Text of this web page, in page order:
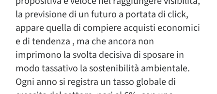
la previsione di un futuro a portata di click,
appare quella di compiere acquisti economici
e di tendenza , ma che ancora non
imprimono la svolta decisiva di sposare in
modo tassativo la sostenibilità ambientale.
Ogni anno si registra un tasso globale di